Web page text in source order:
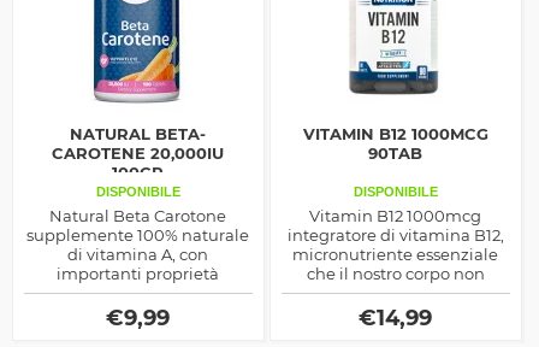
NATURAL BETA-
CAROTENE 20,000IU
100CP
DISPONIBILE
Natural Beta Carotone
supplemente 100% naturale
di vitamina A, con
importanti proprietà
antiossidanti ed immuno-
protettive, prodotto dalla
Haya Labs
€9,99
VITAMIN B12 1000MCG
90TAB
DISPONIBILE
Vitamin B12 1000mcg
integratore di vitamina B12,
micronutriente essenziale
che il nostro corpo non
produce autonomamente e
che pertanto deve essere
assunto con la dieta e/o gli
€14,99